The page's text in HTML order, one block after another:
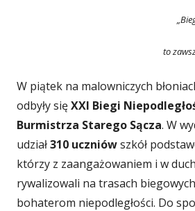
to
W piątek na malowniczych
odbyły sięXXI Biegi
Burmistrza Starego Sącza. W
udział310 uczniówszkół
którzy z zaangażowaniem i w
rywalizowali na trasach
bohaterom niepodległości. Do